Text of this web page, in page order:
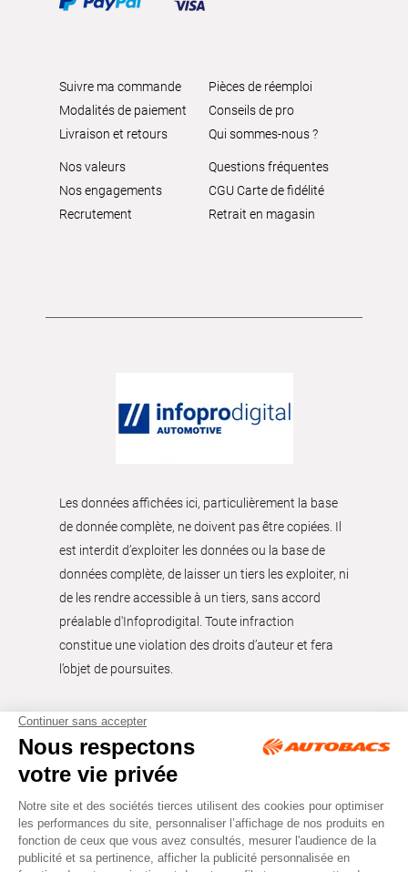
Suivre ma commande
Modalités de paiement
Livraison et retours
Pièces de réemploi
Conseils de pro
Qui sommes-nous ?
Nos valeurs
Nos engagements
Recrutement
Questions fréquentes
CGU Carte de fidélité
Retrait en magasin
Les données affichées ici, particulièrement la base
de donnée complète, ne doivent pas être copiées. Il
est interdit d’exploiter les données ou la base de
données complète, de laisser un tiers les exploiter, ni
de les rendre accessible à un tiers, sans accord
préalable d'Infoprodigital. Toute infraction
constitue une violation des droits d’auteur et fera
l’objet de poursuites.
Tous droits réservés © Autobacs